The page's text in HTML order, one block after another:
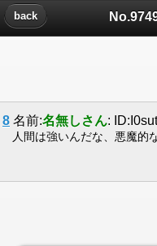
back
8 名前:名無しさん:
人間は強いんだな、悪魔的